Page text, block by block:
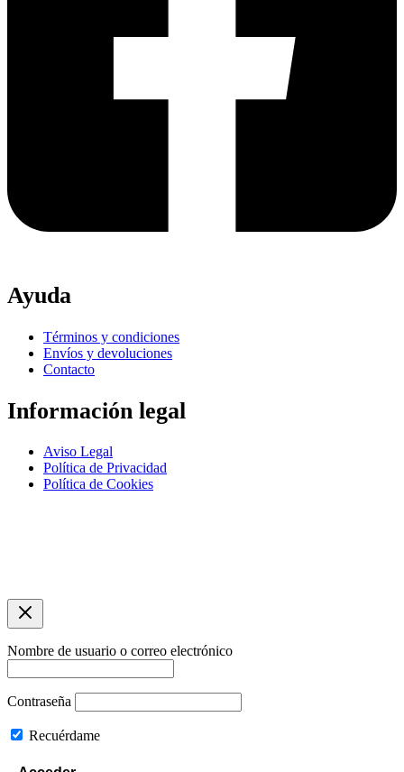
Ayuda
Términos y condiciones
Envíos y devoluciones
Contacto
Información legal
Aviso Legal
Política de Privacidad
Política de Cookies
Nombre de usuario o correo electrónico
Contraseña
Recuérdame